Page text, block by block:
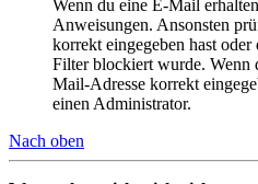
Wenn du eine E-Mail
Anweisungen. Ansonsten
korrekt eingegeben hast
Filter blockiert wurde. Wenn
Mail-Adresse korrekt
einen Administrator.
Nach oben